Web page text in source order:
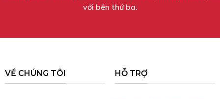
với bên thứ ba.
VỀ CHÚNG TÔI HỖ TRỢ